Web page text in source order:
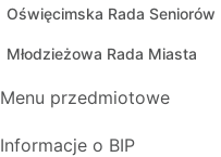
Oświęcimska Rada Seniorów
Młodzieżowa Rada Miasta
Menu przedmiotowe
Informacje o BIP